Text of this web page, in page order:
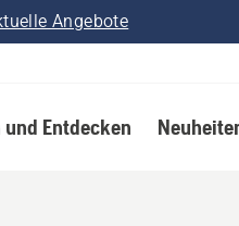
Angebote
und Entdecken